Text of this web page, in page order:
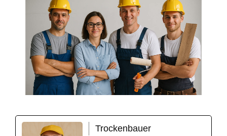
Trockenbauer